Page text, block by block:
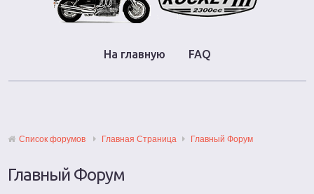
На главную FAQ
Список форумов Главная Страница Главный Форум
Главный Форум